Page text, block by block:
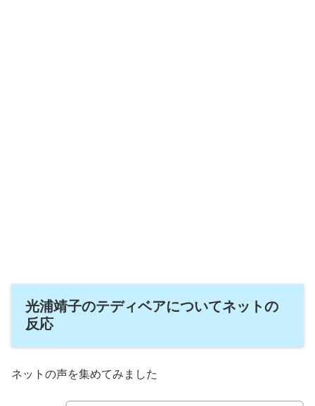
光浦靖子のテディベアについてネットの
反応
ネットの声を集めてみました